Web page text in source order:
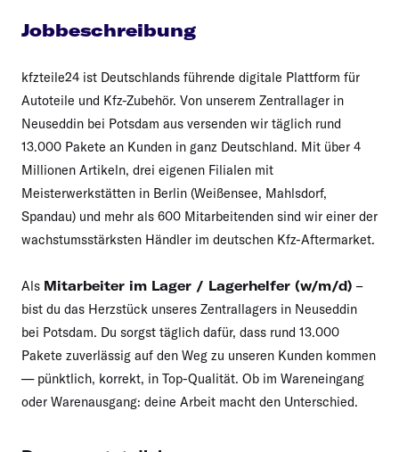
Jobbeschreibung
kfzteile24 ist Deutschlands führende digitale Plattform für
Autoteile und Kfz-Zubehör. Von unserem Zentrallager in
Neuseddin bei Potsdam aus versenden wir täglich rund
13.000 Pakete an Kunden in ganz Deutschland. Mit über 4
Millionen Artikeln, drei eigenen Filialen mit
Meisterwerkstätten in Berlin (Weißensee, Mahlsdorf,
Spandau) und mehr als 600 Mitarbeitenden sind wir einer der
wachstumsstärksten Händler im deutschen Kfz-Aftermarket.
Als Mitarbeiter im Lager / Lagerhelfer (w/m/d) –
bist du das Herzstück unseres Zentrallagers in Neuseddin
bei Potsdam. Du sorgst täglich dafür, dass rund 13.000
Pakete zuverlässig auf den Weg zu unseren Kunden kommen
— pünktlich, korrekt, in Top-Qualität. Ob im Wareneingang
oder Warenausgang: deine Arbeit macht den Unterschied.